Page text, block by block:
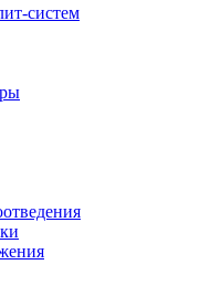
систем